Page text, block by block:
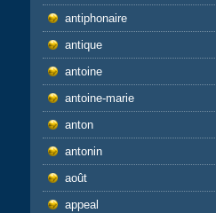
antiphonaire
antique
antoine
antoine-marie
anton
antonin
août
appeal